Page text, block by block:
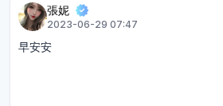
張妮
2023-06-29 07:47
早安安